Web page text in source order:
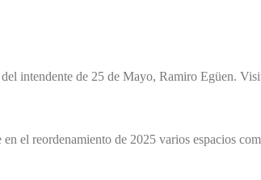
intendente de 25 de Mayo, Ramiro Egüen.
el reordenamiento de 2025 varios espacios